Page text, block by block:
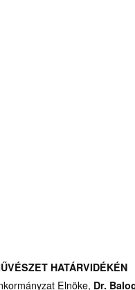
HATÁRVIDÉKÉN
Elnöke, Dr.